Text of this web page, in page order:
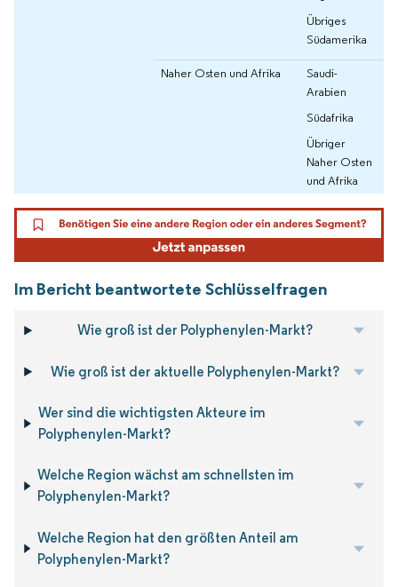
Übriges
Südamerika
Naher Osten und Afrika
Saudi-
Arabien
Südafrika
Übriger
Naher Osten
und Afrika
Im Bericht beantwortete Schlüsselfragen
Wie groß ist der Polyphenylen-Markt?
Wie groß ist der aktuelle Polyphenylen-Markt?
Wer sind die wichtigsten Akteure im
Polyphenylen-Markt?
Welche Region wächst am schnellsten im
Polyphenylen-Markt?
Welche Region hat den größten Anteil am
Polyphenylen-Markt?